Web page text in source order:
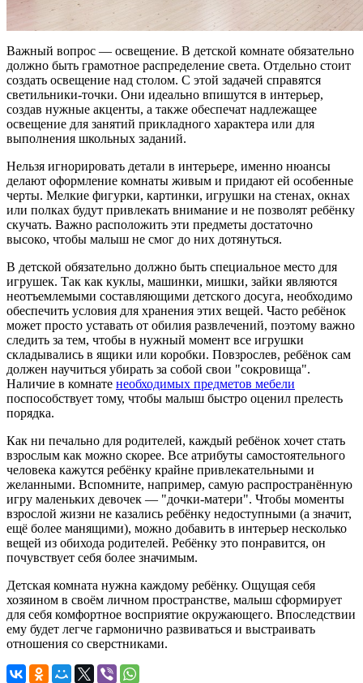
Важный вопрос — освещение. В детской комнате обязательно
должно быть грамотное распределение света. Отдельно стоит
создать освещение над столом. С этой задачей справятся
светильники-точки. Они идеально впишутся в интерьер,
создав нужные акценты, а также обеспечат надлежащее
освещение для занятий прикладного характера или для
выполнения школьных заданий.
Нельзя игнорировать детали в интерьере, именно нюансы
делают оформление комнаты живым и придают ей особенные
черты. Мелкие фигурки, картинки, игрушки на стенах, окнах
или полках будут привлекать внимание и не позволят ребёнку
скучать. Важно расположить эти предметы достаточно
высоко, чтобы малыш не смог до них дотянуться.
В детской обязательно должно быть специальное место для
игрушек. Так как куклы, машинки, мишки, зайки являются
неотъемлемыми составляющими детского досуга, необходимо
обеспечить условия для хранения этих вещей. Часто ребёнок
может просто уставать от обилия развлечений, поэтому важно
следить за тем, чтобы в нужный момент все игрушки
складывались в ящики или коробки. Повзрослев, ребёнок сам
должен научиться убирать за собой свои "сокровища".
Наличие в комнате необходимых предметов мебели
поспособствует тому, чтобы малыш быстро оценил прелесть
порядка.
Как ни печально для родителей, каждый ребёнок хочет стать
взрослым как можно скорее. Все атрибуты самостоятельного
человека кажутся ребёнку крайне привлекательными и
желанными. Вспомните, например, самую распространённую
игру маленьких девочек — "дочки-матери". Чтобы моменты
взрослой жизни не казались ребёнку недоступными (а значит,
ещё более манящими), можно добавить в интерьер несколько
вещей из обихода родителей. Ребёнку это понравится, он
почувствует себя более значимым.
Детская комната нужна каждому ребёнку. Ощущая себя
хозяином в своём личном пространстве, малыш сформирует
для себя комфортное восприятие окружающего. Впоследствии
ему будет легче гармонично развиваться и выстраивать
отношения со сверстниками.